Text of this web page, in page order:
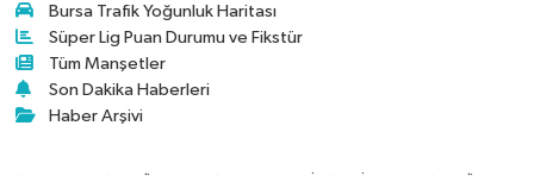
Bursa Trafik Yoğunluk Haritası
Süper Lig Puan Durumu ve Fikstür
Tüm Manşetler
Son Dakika Haberleri
Haber Arşivi